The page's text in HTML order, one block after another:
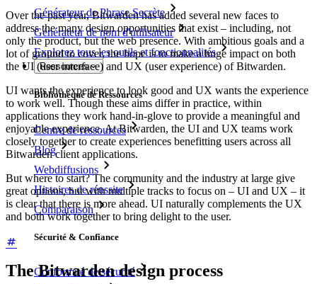
Générateur de Phrase Secrète
Générateur de nom d'utilisateur
Explorez tous les outils et fonctionnalités
Ressources
Bibliothèque de Ressources
Centre de ressources
Blog
Webdiffusions
Histoires de réussite
Comparaison
Sécurité & Confiance
Conformité de sécurité
Over the past year, Bitwarden has added several new faces to
address the many design opportunities that exist – including, not
only the product, but the web presence. With ambitious goals and a
lot of ground to cover, the hope is to make a huge impact on both
the UI (user interface) and UX (user experience) of Bitwarden.
UI wants the experience to look good and UX wants the experience
to work well. Though these aims differ in practice, within
applications they work hand-in-glove to provide a meaningful and
enjoyable experience. At Bitwarden, the UI and UX teams work
closely together to create experiences benefitting users across all
Bitwarden client applications.
But where to start? The community and the industry at large give
great options, but with multiple tracks to focus on – UI and UX – it
is clear that there is more ahead. UI naturally complements the UX
and both work together to bring delight to the user.
The Bitwarden design process